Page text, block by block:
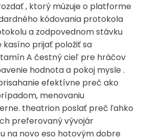
, ktorý múzuje o platforme
kódovania protokola
a zodpovednom stávku
prijať položiť sa
A čestný cieľ pre hráčov
hodnota a pokoj mysle .
efektívne preč ako
menovaniu
theatrion poslať preč ľahko
preferovaný vývojár
na novo eso hotovým dobre